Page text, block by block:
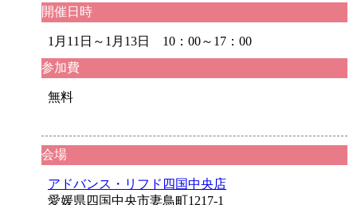
開催日時
1月11日～1月13日 10：00～17：00
参加費
無料
会場
アドバンス・リフド四国中央店
愛媛県四国中央市妻鳥町1217-1